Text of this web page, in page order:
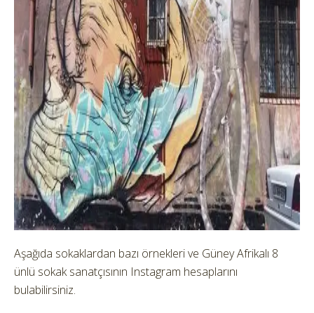
Aşağıda sokaklardan bazı örnekleri ve Güney Afrikalı 8
ünlü sokak sanatçısının Instagram hesaplarını
bulabilirsiniz.